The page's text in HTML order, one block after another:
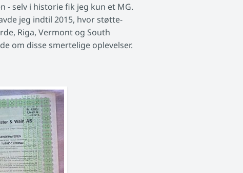
- selv i historie fik jeg kun et MG.
jeg indtil 2015, hvor støtte-
Riga, Vermont og South
om disse smertelige oplevelser.